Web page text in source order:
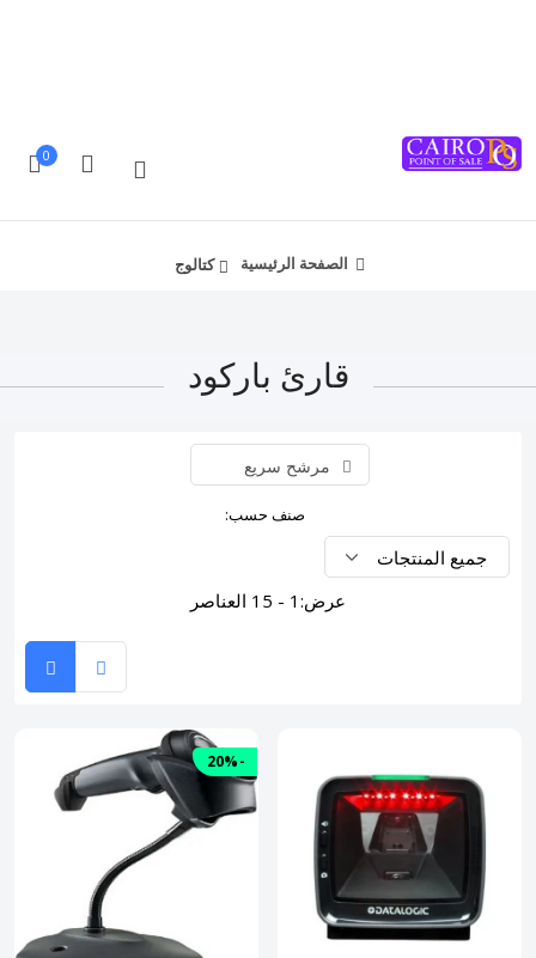
0
الصفحة الرئيسية كتالوج
قارئ باركود
مرشح سريع
صنف حسب:
عرض: 1 - 15 العناصر
-20%